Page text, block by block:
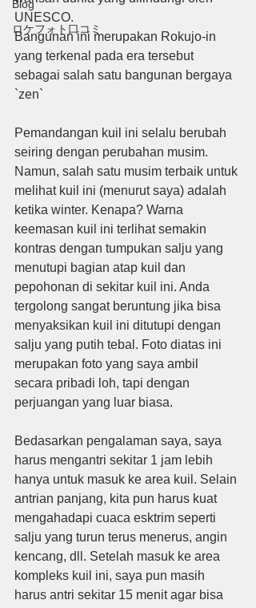
Blog
ロケフォト口コミ
UNESCO.
Bangunan ini merupakan Rokujo-in
yang terkenal pada era tersebut
sebagai salah satu bangunan bergaya
`zen`
Pemandangan kuil ini selalu berubah
seiring dengan perubahan musim.
Namun, salah satu musim terbaik untuk
melihat kuil ini (menurut saya) adalah
ketika winter. Kenapa? Warna
keemasan kuil ini terlihat semakin
kontras dengan tumpukan salju yang
menutupi bagian atap kuil dan
pepohonan di sekitar kuil ini. Anda
tergolong sangat beruntung jika bisa
menyaksikan kuil ini ditutupi dengan
salju yang putih tebal. Foto diatas ini
merupakan foto yang saya ambil
secara pribadi loh, tapi dengan
perjuangan yang luar biasa.
Bedasarkan pengalaman saya, saya
harus mengantri sekitar 1 jam lebih
hanya untuk masuk ke area kuil. Selain
antrian panjang, kita pun harus kuat
mengahadapi cuaca esktrim seperti
salju yang turun terus menerus, angin
kencang, dll. Setelah masuk ke area
kompleks kuil ini, saya pun masih
harus antri sekitar 15 menit agar bisa